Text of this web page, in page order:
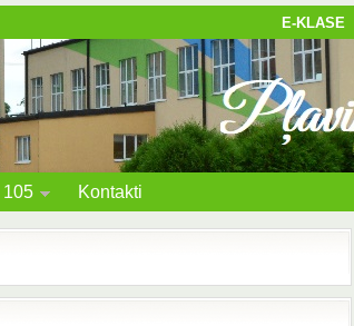
E-KLASE
105 Kontakti